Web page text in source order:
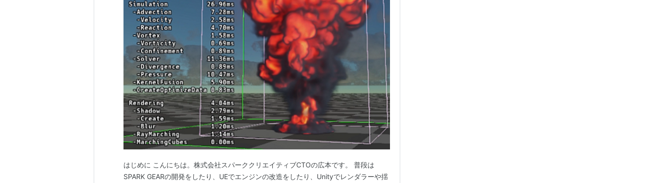
はじめに こんにちは。株式会社スパーククリエイティブCTOの広本です。 普段は
SPARK GEARの開発をしたり、UEでエンジンの改造をしたり、Unityでレンダラーや揺